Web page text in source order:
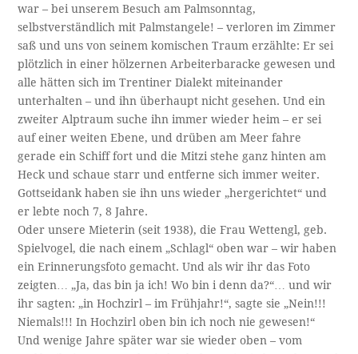
war – bei unserem Besuch am Palmsonntag,
selbstverständlich mit Palmstangele! – verloren im Zimmer
saß und uns von seinem komischen Traum erzählte: Er sei
plötzlich in einer hölzernen Arbeiterbaracke gewesen und
alle hätten sich im Trentiner Dialekt miteinander
unterhalten – und ihn überhaupt nicht gesehen. Und ein
zweiter Alptraum suche ihn immer wieder heim – er sei
auf einer weiten Ebene, und drüben am Meer fahre
gerade ein Schiff fort und die Mitzi stehe ganz hinten am
Heck und schaue starr und entferne sich immer weiter.
Gottseidank haben sie ihn uns wieder „hergerichtet“ und
er lebte noch 7, 8 Jahre.
Oder unsere Mieterin (seit 1938), die Frau Wettengl, geb.
Spielvogel, die nach einem „Schlagl“ oben war – wir haben
ein Erinnerungsfoto gemacht. Und als wir ihr das Foto
zeigten… „Ja, das bin ja ich! Wo bin i denn da?“… und wir
ihr sagten: „in Hochzirl – im Frühjahr!“, sagte sie „Nein!!!
Niemals!!! In Hochzirl oben bin ich noch nie gewesen!“
Und wenige Jahre später war sie wieder oben – vom